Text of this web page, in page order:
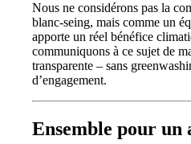
Nous ne considérons pas la
blanc-seing, mais comme un
apporte un réel bénéfice
communiquons à ce sujet de
transparente – sans
d’engagement.
Ensemble pour un